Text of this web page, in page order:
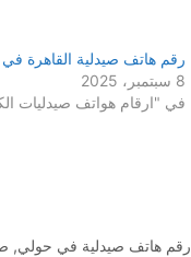
رقم هاتف صيدلية القاهرة في
8 سبتمبر، 2025
في "ارقام هواتف صيدليات
رقم هاتف صيدلية في حولي,